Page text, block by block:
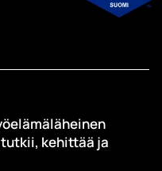
kehittää ja